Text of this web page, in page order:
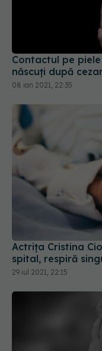
Contactul pe
născuți după
08 ian 2021, 22:35
Actrița Cristina
spital, respiră
29 iul 2021, 22:15